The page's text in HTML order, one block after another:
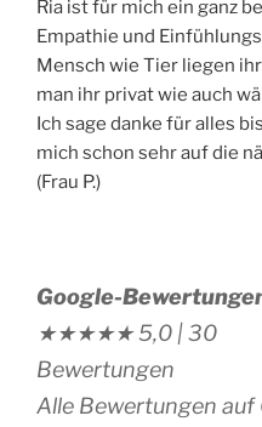
Ria ist für mich ein ganz
Empathie und
Mensch wie Tier liegen
man ihr privat wie auch
Ich sage danke für alles
mich schon sehr auf die
(Frau P.)
Google-
★★★★★5,0 |30
Bewertungen
Alle Bewertungen